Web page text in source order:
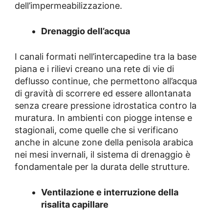
dell’impermeabilizzazione.
Drenaggio dell’acqua
I canali formati nell’intercapedine tra la base
piana e i rilievi creano una rete di vie di
deflusso continue, che permettono all’acqua
di gravità di scorrere ed essere allontanata
senza creare pressione idrostatica contro la
muratura. In ambienti con piogge intense e
stagionali, come quelle che si verificano
anche in alcune zone della penisola arabica
nei mesi invernali, il sistema di drenaggio è
fondamentale per la durata delle strutture.
Ventilazione e interruzione della
risalita capillare